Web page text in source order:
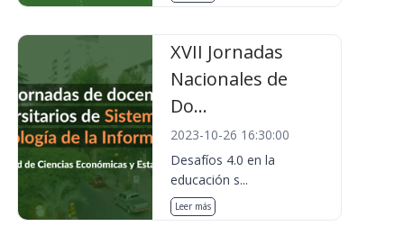
XVII Jornadas
Nacionales de
Do...
2023-10-26 16:30:00
Desafíos 4.0 en la
educación s...
Leer más